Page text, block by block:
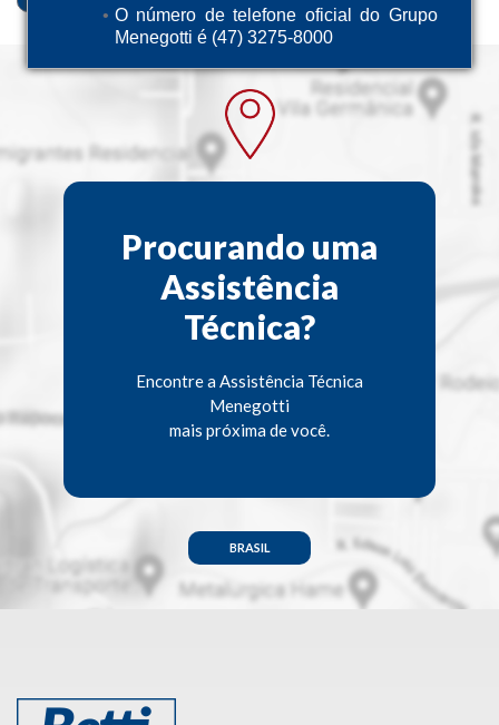
O número de telefone oficial do Grupo
Menegotti é (47) 3275-8000
Procurando uma
Assistência
Técnica?
Encontre a Assistência Técnica
Menegotti
mais próxima de você.
BRASIL